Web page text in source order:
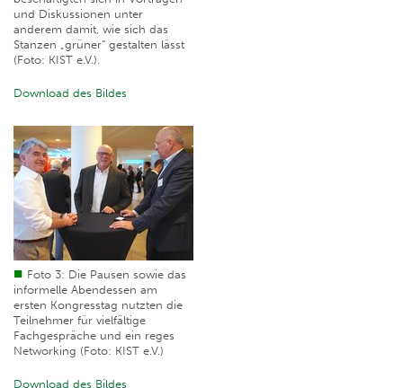
und Diskussionen unter
anderem damit, wie sich das
Stanzen „grüner“ gestalten lässt
(Foto: KIST e.V.).
Download des Bildes
Foto 3: Die Pausen sowie das
informelle Abendessen am
ersten Kongresstag nutzten die
Teilnehmer für vielfältige
Fachgespräche und ein reges
Networking (Foto: KIST e.V.)
Download des Bildes